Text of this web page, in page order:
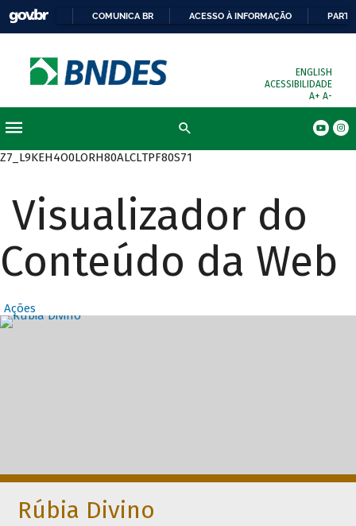
COMUNICA BR ACESSO À INFORMAÇÃO
ENGLISH
ACESSIBILIDADE
A+ A-
Z7_L9KEH4O0LORH80ALCLTPF80S71
Visualizador do
Conteúdo da Web
Ações
Destaques
Rúbia Divino